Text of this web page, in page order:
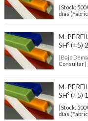
| Stock: 500
días
M.
SHº (±5)
| Bajo
Consultar |
M.
SHº (±5)
| Stock: 500
días